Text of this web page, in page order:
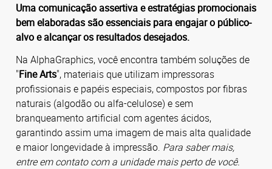
Uma comunicação assertiva e estratégias promocionais
bem elaboradas são essenciais para engajar o público-
alvo e alcançar os resultados desejados.
Na AlphaGraphics, você encontra também soluções de
"Fine Arts", materiais que utilizam impressoras
profissionais e papéis especiais, compostos por fibras
naturais (algodão ou alfa-celulose) e sem
branqueamento artificial com agentes ácidos,
garantindo assim uma imagem de mais alta qualidade
e maior longevidade à impressão. Para saber mais,
entre em contato com a unidade mais perto de você.